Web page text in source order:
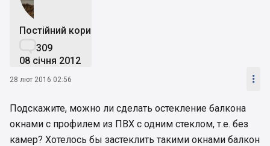
Постійний користувач
309
08 січня 2012
28 лют 2016 02:56 
Подскажите, можно ли сделать остекление балкона
окнами с профилем из ПВХ с одним стеклом, т.е. без
камер? Хотелось бы застеклить такими окнами балкон